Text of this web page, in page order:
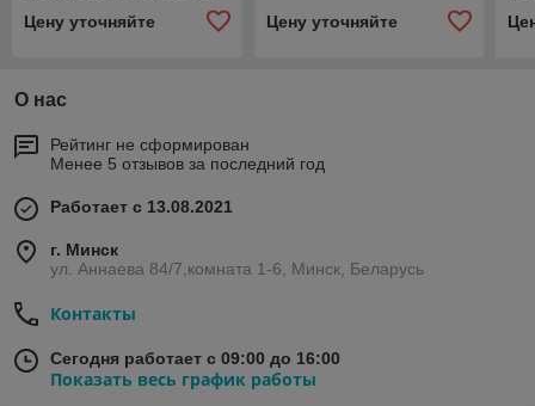
металлорукаве
Цену уточняйте Цену уточняйте
О нас
Рейтинг не сформирован
Менее 5 отзывов за последний год
Работает с 13.08.2021
г. Минск
ул. Аннаева 84/7,комната 1-6, Минск, Беларусь
Контакты
Сегодня работает с 09:00 до 16:00
Показать весь график работы